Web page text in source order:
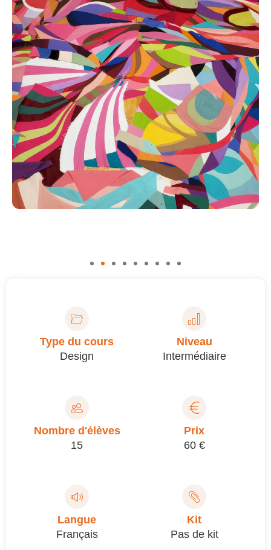
Type du cours
Design
Niveau
Intermédiaire
Nombre d'élèves
15
Prix
60 €
Langue
Français
Kit
Pas de kit